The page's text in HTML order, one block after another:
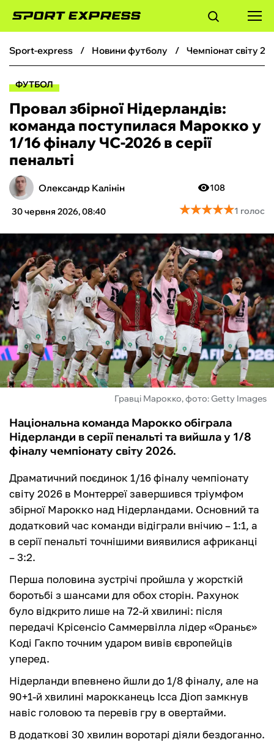
ФУТБОЛ
БОКС
ХОКЕЙ
ТЕНІС
КІБЕРСПОРТ
ЧС-2026
ФУТЗАЛ
ІНШІ
БУКМЕКЕРИ
sport-express новини футболу чемпіонат світу
ФУТБОЛ
Провал збірної Нідерландів:
команда поступилася Марокко у
1/16 фіналу ЧС-2026 в серії
пенальті
Олександр Калінін
30 червня 2026, 08:40
108
★★★★★
★★★★★1 голос
Гравці Марокко, фото: Getty Images
Національна команда Марокко обіграла
Нідерланди в серії пенальті та вийшла у 1/8
фіналу чемпіонату світу 2026.
Драматичний поєдинок 1/16 фіналу чемпіонату
світу 2026 в Монтерреї завершився тріумфом
збірної Марокко над Нідерландами. Основний та
додатковий час команди відіграли внічию – 1:1, а
в серії пенальті точнішими виявилися африканці
– 3:2.
Перша половина зустрічі пройшла у жорсткій
боротьбі з шансами для обох сторін. Рахунок
було відкрито лише на 72-й хвилині: після
передачі Крісенсіо Саммервілла лідер «Ораньє»
Коді Гакпо точним ударом вивів європейців
уперед.
Нідерланди впевнено йшли до 1/8 фіналу, але на
90+1-й хвилині марокканець Ісса Діоп замкнув
навіс головою та перевів гру в овертайми.
В додаткові 30 хвилин воротарі діяли бездоганно.